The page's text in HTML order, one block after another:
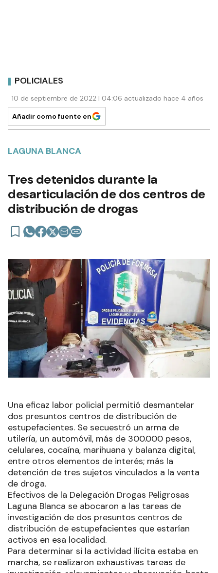
POLICIALES
10 de septiembre de 2022 | 04:06 actualizado hace 4 años
Añadir como fuente en
LAGUNA BLANCA
Tres detenidos durante la
desarticulación de dos centros de
distribución de drogas
Una eficaz labor policial permitió desmantelar
dos presuntos centros de distribución de
estupefacientes. Se secuestró un arma de
utilería, un automóvil, más de 300.000 pesos,
celulares, cocaína, marihuana y balanza digital,
entre otros elementos de interés; más la
detención de tres sujetos vinculados a la venta
de droga.
Efectivos de la Delegación Drogas Peligrosas
Laguna Blanca se abocaron a las tareas de
investigación de dos presuntos centros de
distribución de estupefacientes que estarían
activos en esa localidad.
Para determinar si la actividad ilícita estaba en
marcha, se realizaron exhaustivas tareas de